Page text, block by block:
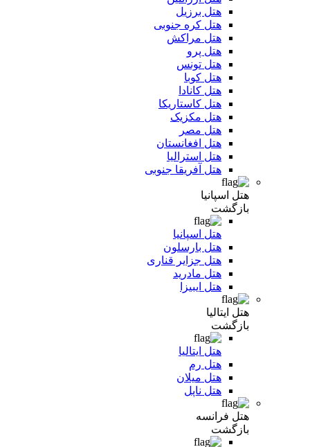
هتل برزیل
هتل کره جنوبی
هتل مراکش
هتل پرو
هتل تونس
هتل کوبا
هتل کانادا
هتل کاستاریکا
هتل مکزیک
هتل مصر
هتل افغانستان
هتل استرالیا
هتل آفریقا جنوبی
هتل اسپانیا
بازگشت
هتل اسپانیا
هتل بارسلون
هتل جزایر قناری
هتل مادرید
هتل ایبیزا
هتل ایتالیا
بازگشت
هتل ایتالیا
هتل رم
هتل میلان
هتل ناپل
هتل فرانسه
بازگشت